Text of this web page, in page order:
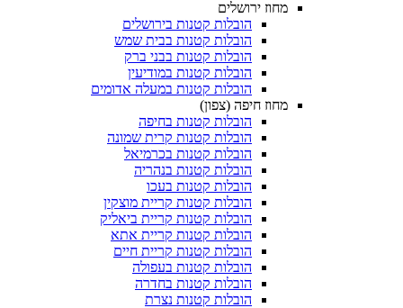
הובלות קטנות בירושלים
הובלות קטנות בבית שמש
הובלות קטנות בבני ברק
הובלות קטנות במודיעין
הובלות קטנות במעלה אדומים
הובלות קטנות בחיפה
הובלות קטנות קרית שמונה
הובלות קטנות בכרמיאל
הובלות קטנות בנהריה
הובלות קטנות בעכו
הובלות קטנות קריית מוצקין
הובלות קטנות קריית ביאליק
הובלות קטנות קריית אתא
הובלות קטנות קריית חיים
הובלות קטנות בעפולה
הובלות קטנות בחדרה
הובלות קטנות נצרת